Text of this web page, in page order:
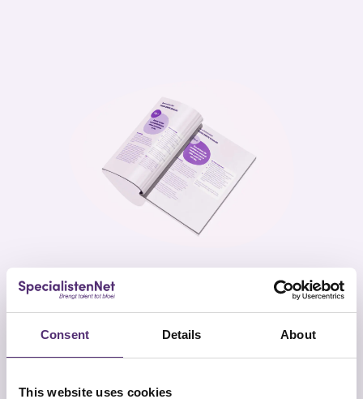
Consent Details About
This website uses cookies
DOWNLOAD NU!
Whitepaper 'Tussen ambitie en
balans'